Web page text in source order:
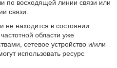
по восходящей линии связи или
связи.
не находится в состоянии
области уже
сетевое устройство и/или
использовать ресурс